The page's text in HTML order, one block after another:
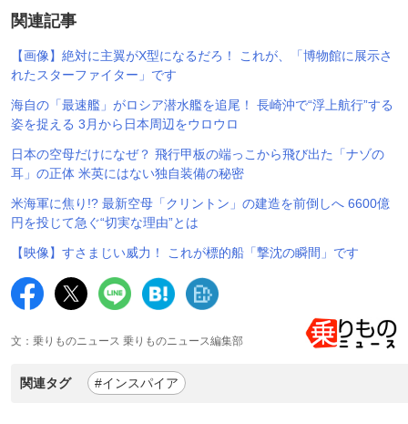
関連記事
【画像】絶対に主翼がX型になるだろ！ これが、「博物館に展示さ
れたスターファイター」です
海自の「最速艦」がロシア潜水艦を追尾！ 長崎沖で“浮上航行”する
姿を捉える 3月から日本周辺をウロウロ
日本の空母だけになぜ？ 飛行甲板の端っこから飛び出た「ナゾの
耳」の正体 米英にはない独自装備の秘密
米海軍に焦り!? 最新空母「クリントン」の建造を前倒しへ 6600億
円を投じて急ぐ“切実な理由”とは
【映像】すさまじい威力！ これが標的船「撃沈の瞬間」です
文：乗りものニュース 乗りものニュース編集部
関連タグ #インスパイア